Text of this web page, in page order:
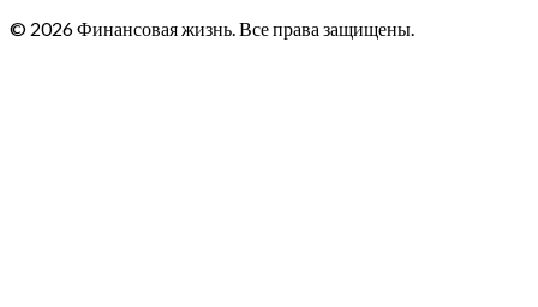
© 2026 Финансовая жизнь. Все права защищены.